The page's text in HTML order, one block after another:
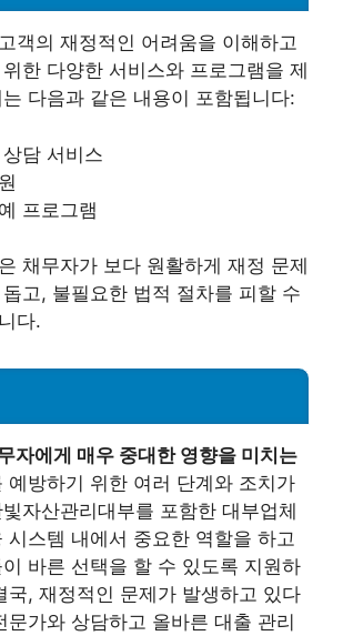
객의 재정적인 어려움을 이해하고
한 다양한 서비스와 프로그램을 제
다음과 같은 내용이 포함됩니다:
담 서비스
프로그램
채무자가 보다 원활하게 재정 문제
고, 불필요한 법적 절차를 피할 수
다.
자에게 매우 중대한 영향을 미치는
예방하기 위한 여러 단계와 조치가
자산관리대부를 포함한 대부업체
시스템 내에서 중요한 역할을 하고
바른 선택을 할 수 있도록 지원하
국, 재정적인 문제가 발생하고 있다
문가와 상담하고 올바른 대출 관리